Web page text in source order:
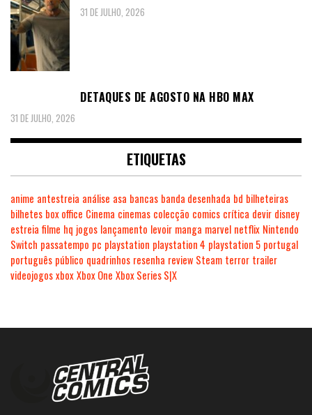
31 DE JULHO, 2026
DETAQUES DE AGOSTO NA HBO MAX
31 DE JULHO, 2026
ETIQUETAS
anime antestreia análise asa bancas banda desenhada bd bilheteiras
bilhetes box office Cinema cinemas colecção comics crítica devir disney
estreia filme hq jogos lançamento levoir manga marvel netflix Nintendo
Switch passatempo pc playstation playstation 4 playstation 5 portugal
português público quadrinhos resenha review Steam terror trailer
videojogosxboxXbox One Xbox Series S|X